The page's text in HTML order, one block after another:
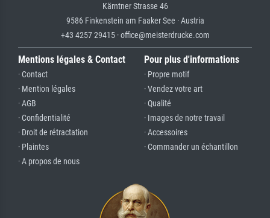
Kärntner Strasse 46
9586 Finkenstein am Faaker See · Austria
+43 4257 29415 · office@meisterdrucke.com
Mentions légales & Contact
· Contact
· Mention légales
· AGB
· Confidentialité
· Droit de rétractation
· Plaintes
· A propos de nous
Pour plus d'informations
· Propre motif
· Vendez votre art
· Qualité
· Images de notre travail
· Accessoires
· Commander un échantillon